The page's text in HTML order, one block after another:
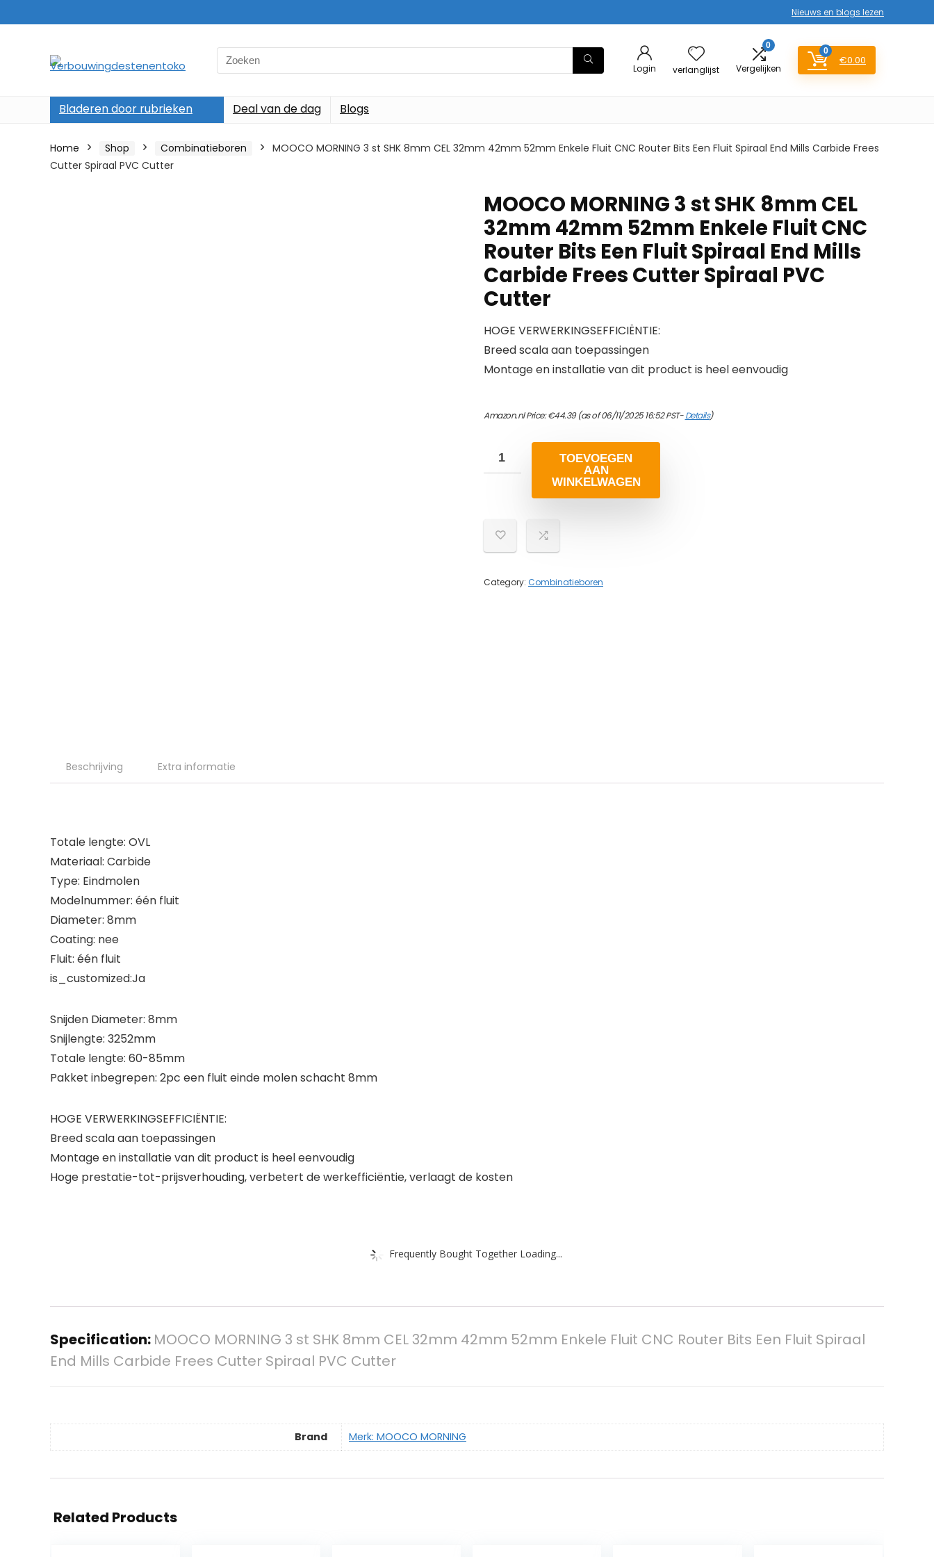
Nieuws en blogs lezen
Search
for:
Login verlanglijst
0
Vergelijken
0
€0.00
Bladeren door rubrieken Deal van de dag Blogs
Home Shop Combinatieboren
MOOCO MORNING 3 st SHK 8mm CEL 32mm 42mm 52mm Enkele Fluit CNC Router Bits Een Fluit Spiraal End Mills Carbide Frees
Cutter Spiraal PVC Cutter
MOOCO MORNING 3 st SHK 8mm CEL
32mm 42mm 52mm Enkele Fluit CNC
Router Bits Een Fluit Spiraal End Mills
Carbide Frees Cutter Spiraal PVC
Cutter
HOGE VERWERKINGSEFFICIËNTIE:
Breed scala aan toepassingen
Montage en installatie van dit product is heel eenvoudig
Amazon.nl Price:€44.39(as of 06/11/2025 16:52 PST-Details)
TOEVOEGEN
AAN
WINKELWAGEN
Category: Combinatieboren
Beschrijving Extra informatie
Totale lengte: OVL
Materiaal: Carbide
Type: Eindmolen
Modelnummer: één fluit
Diameter: 8mm
Coating: nee
Fluit: één fluit
is_customized:Ja
Snijden Diameter: 8mm
Snijlengte: 3252mm
Totale lengte: 60-85mm
Pakket inbegrepen: 2pc een fluit einde molen schacht 8mm
HOGE VERWERKINGSEFFICIËNTIE:
Breed scala aan toepassingen
Montage en installatie van dit product is heel eenvoudig
Hoge prestatie-tot-prijsverhouding, verbetert de werkefficiëntie, verlaagt de kosten
Frequently Bought Together Loading...
Specification: MOOCO MORNING 3 st SHK 8mm CEL 32mm 42mm 52mm Enkele Fluit CNC Router Bits Een Fluit Spiraal
End Mills Carbide Frees Cutter Spiraal PVC Cutter
Brand Merk: MOOCO MORNING
Related Products